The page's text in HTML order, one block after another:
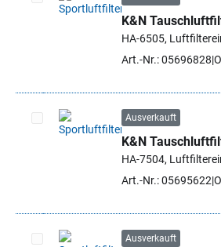
Artikel auswählen
K&N
HA-6505,
Art.-Nr.: 05696828
Artikel auswählen
Ausverkauft
K&N
HA-7504,
Art.-Nr.: 05695622
Ausverkauft